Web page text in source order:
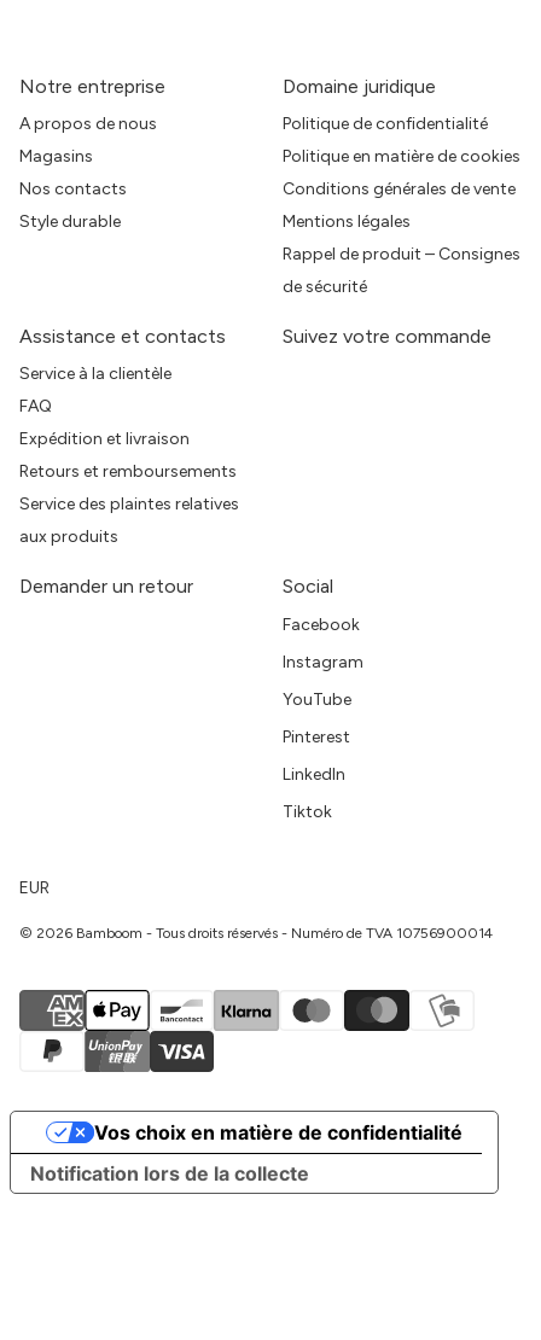
Notre entreprise
A propos de nous
Magasins
Nos contacts
Style durable
Domaine juridique
Politique de confidentialité
Politique en matière de cookies
Conditions générales de vente
Mentions légales
Rappel de produit – Consignes
de sécurité
Assistance et contacts
Service à la clientèle
FAQ
Expédition et livraison
Retours et remboursements
Service des plaintes relatives
aux produits
Suivez votre commande
Demander un retour Social
Facebook
Instagram
YouTube
Pinterest
LinkedIn
Tiktok
EUR
© 2026 Bamboom - Tous droits réservés - Numéro de TVA 10756900014
Notification lors de la collecte
Vos choix en matière de confidentialité